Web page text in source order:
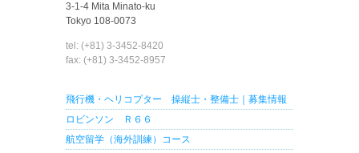
3-1-4 Mita Minato-ku
Tokyo 108-0073
tel: (+81) 3-3452-8420
fax: (+81) 3-3452-8957
飛行機・ヘリコプター 操縦士・整備士｜募集情報
ロビンソン Ｒ６６
航空留学（海外訓練）コース